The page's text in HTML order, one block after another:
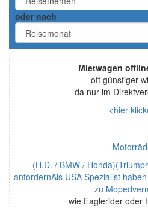
oder nach
Mietwagen
oft günstiger
da nur im
<hier
(H.D. / BMW /
anfordernAls USA Spezialist
zu
wie Eaglerider oder